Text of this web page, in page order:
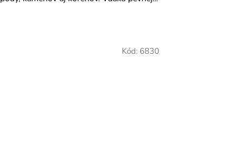
Kód: 6830